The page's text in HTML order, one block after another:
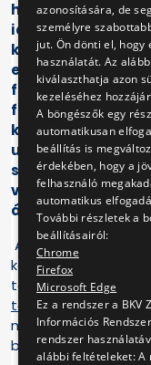
hiperűrugrás a
idealizált
koncepciót. Az
emlékeztet, ahol
felülete jelenik
feliratokkal. A
kitérő
utasáramlást, az
színekkel,
világítótestek
állomás
A kék metróvonal
koncepcióját
téri metróállomás
tervező. Soron
megújult tereit, a
be a tervezőpáros,
azonosítására, de
személyre
jut. Ön dönti el, hogy
használatát. Az
kiválaszthatja azon
kezeléséhez
A böngészők egy
automatikusan
beállítás is
érdekében, hogy a
felhasználó
automatikus
További részletek a
beállításairól:
Chrome
Firefox
Microsoft Edge
Ez a rendszer a BKV
Információs
rendszer
alábbi feltételeket: A